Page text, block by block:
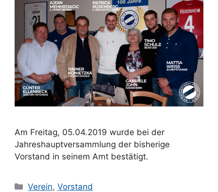
Am Freitag, 05.04.2019 wurde bei der
Jahreshauptversammlung der bisherige
Vorstand in seinem Amt bestätigt.
Kategorien
Verein,Vorstand